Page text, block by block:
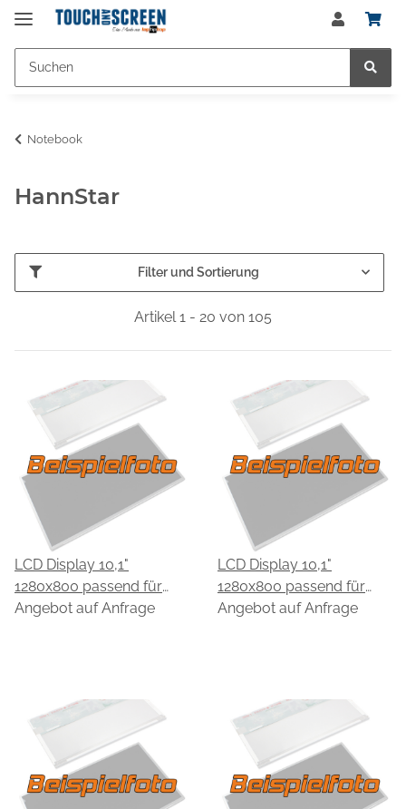
Notebook
HannStar
Filter und Sortierung
Artikel 1 - 20 von 105
LCD Display 10,1"
1280x800 passend für
HannStar HSD101PWW1-
Angebot auf Anfrage
LCD Display 10,1"
1280x800 passend für
HannStar HSD101PWW1-
Angebot auf Anfrage